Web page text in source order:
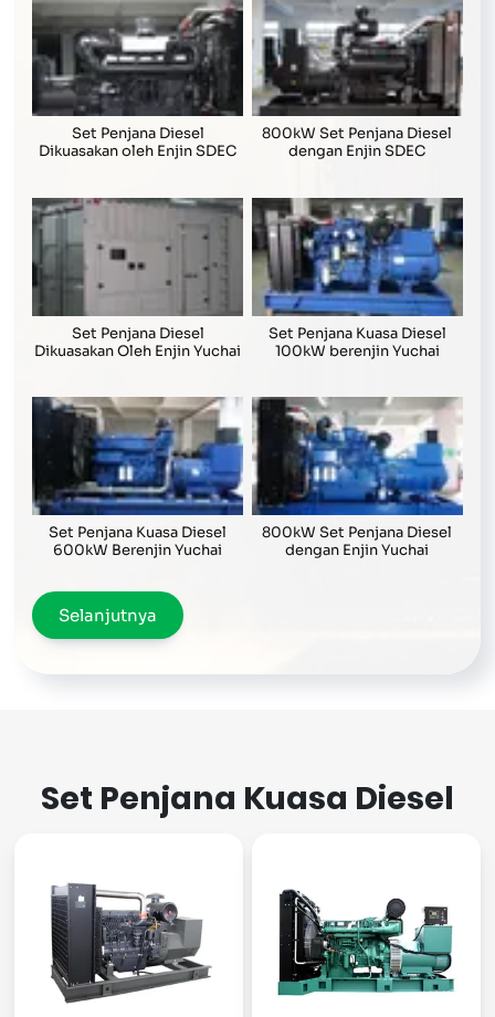
Set Penjana Diesel
Dikuasakan oleh Enjin SDEC
800kW Set Penjana Diesel
dengan Enjin SDEC
Set Penjana Diesel
Dikuasakan Oleh Enjin Yuchai
Set Penjana Kuasa Diesel
100kW berenjin Yuchai
Set Penjana Kuasa Diesel
600kW Berenjin Yuchai
800kW Set Penjana Diesel
dengan Enjin Yuchai
Selanjutnya
Set Penjana Kuasa Diesel